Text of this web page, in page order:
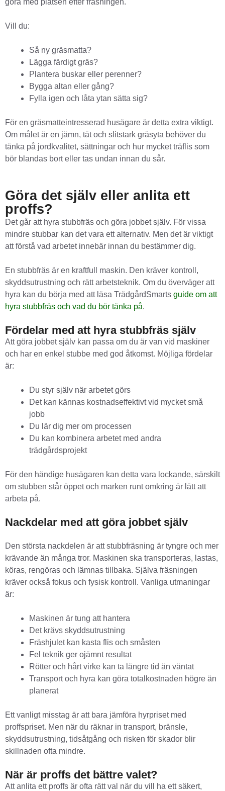
Vill du:
Så ny gräsmatta?
Lägga färdigt gräs?
Plantera buskar eller perenner?
Bygga altan eller gång?
Fylla igen och låta ytan sätta sig?
För en gräsmatteintresserad husägare är detta extra viktigt.
Om målet är en jämn, tät och slitstark gräsyta behöver du
tänka på jordkvalitet, sättningar och hur mycket träflis som
bör blandas bort eller tas undan innan du sår.
Göra det själv eller anlita ett
proffs?
Det går att hyra stubbfräs och göra jobbet själv. För vissa
mindre stubbar kan det vara ett alternativ. Men det är viktigt
att förstå vad arbetet innebär innan du bestämmer dig.
En stubbfräs är en kraftfull maskin. Den kräver kontroll,
skyddsutrustning och rätt arbetsteknik. Om du överväger att
hyra kan du börja med att läsa TrädgårdSmarts guide om att
hyra stubbfräs och vad du bör tänka på.
Fördelar med att hyra stubbfräs själv
Att göra jobbet själv kan passa om du är van vid maskiner
och har en enkel stubbe med god åtkomst. Möjliga fördelar
är:
Du styr själv när arbetet görs
Det kan kännas kostnadseffektivt vid mycket små
jobb
Du lär dig mer om processen
Du kan kombinera arbetet med andra
trädgårdsprojekt
För den händige husägaren kan detta vara lockande, särskilt
om stubben står öppet och marken runt omkring är lätt att
arbeta på.
Nackdelar med att göra jobbet själv
Den största nackdelen är att stubbfräsning är tyngre och mer
krävande än många tror. Maskinen ska transporteras, lastas,
köras, rengöras och lämnas tillbaka. Själva fräsningen
kräver också fokus och fysisk kontroll. Vanliga utmaningar
är:
Maskinen är tung att hantera
Det krävs skyddsutrustning
Fräshjulet kan kasta flis och småsten
Fel teknik ger ojämnt resultat
Rötter och hårt virke kan ta längre tid än väntat
Transport och hyra kan göra totalkostnaden högre än
planerat
Ett vanligt misstag är att bara jämföra hyrpriset med
proffspriset. Men när du räknar in transport, bränsle,
skyddsutrustning, tidsåtgång och risken för skador blir
skillnaden ofta mindre.
När är proffs det bättre valet?
Att anlita ett proffs är ofta rätt val när du vill ha ett säkert,